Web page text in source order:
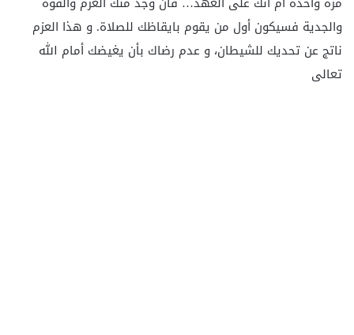
والجدية فسيكون أول من يقوم بايقاظك للصلاة. و هذا العزم
ناتج عن تحديك للشيطان، و عدم رضاك بأن يغيضك أمام الله
تعالى